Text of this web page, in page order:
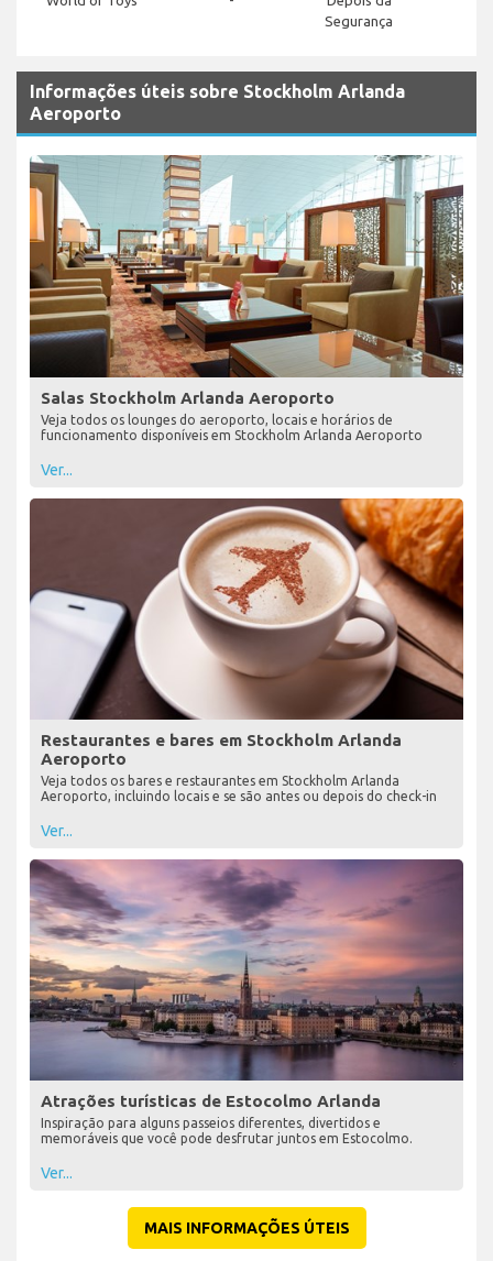
Segurança
Informações úteis sobre Stockholm Arlanda
Aeroporto
Salas Stockholm Arlanda Aeroporto
Veja todos os lounges do aeroporto, locais e horários de
funcionamento disponíveis em Stockholm Arlanda Aeroporto
Ver...
Restaurantes e bares em Stockholm Arlanda
Aeroporto
Veja todos os bares e restaurantes em Stockholm Arlanda
Aeroporto, incluindo locais e se são antes ou depois do check-in
Ver...
Atrações turísticas de Estocolmo Arlanda
Inspiração para alguns passeios diferentes, divertidos e
memoráveis que você pode desfrutar juntos em Estocolmo.
Ver...
MAIS INFORMAÇÕES ÚTEIS